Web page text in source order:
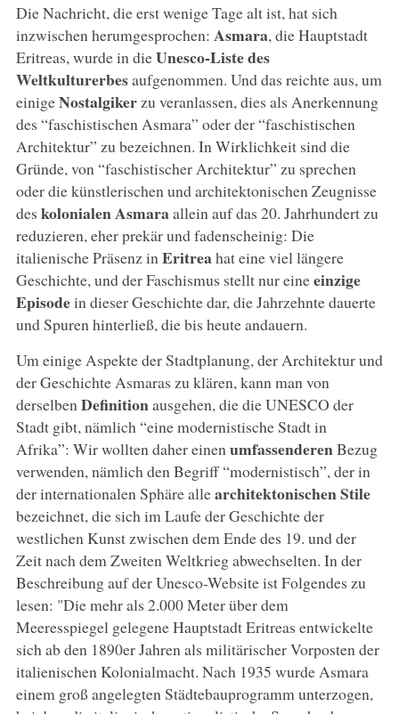
Die Nachricht, die erst wenige Tage alt ist, hat sich
inzwischen herumgesprochen: Asmara, die Hauptstadt
Eritreas, wurde in dieUnesco-Liste des
Weltkulturerbesaufgenommen. Und das reichte aus, um
einigeNostalgikerzu veranlassen, dies als Anerkennung
des “faschistischen Asmara” oder der “faschistischen
Architektur” zu bezeichnen. In Wirklichkeit sind die
Gründe, von “faschistischer Architektur” zu sprechen
oder die künstlerischen und architektonischen Zeugnisse
des kolonialen Asmaraallein auf das 20. Jahrhundert zu
reduzieren, eher prekär und fadenscheinig: Die
italienische Präsenz in Eritreahat eine viel längere
Geschichte, und der Faschismus stellt nur eineeinzige
Episodein dieser Geschichte dar, die Jahrzehnte dauerte
und Spuren hinterließ, die bis heute andauern.
Um einige Aspekte der Stadtplanung, der Architektur und
der Geschichte Asmaras zu klären, kann man von
derselben Definitionausgehen, die die UNESCO der
Stadt gibt, nämlich “eine modernistische Stadt in
Afrika”: Wir wollten daher einen umfassenderenBezug
verwenden, nämlich den Begriff “modernistisch”, der in
der internationalen Sphäre allearchitektonischen Stile
bezeichnet, die sich im Laufe der Geschichte der
westlichen Kunst zwischen dem Ende des 19. und der
Zeit nach dem Zweiten Weltkrieg abwechselten. In der
Beschreibung auf der Unesco-Website ist Folgendes zu
lesen: "Die mehr als 2.000 Meter über dem
Meeresspiegel gelegene Hauptstadt Eritreas entwickelte
sich ab den 1890er Jahren als militärischer Vorposten der
italienischen Kolonialmacht. Nach 1935 wurde Asmara
einem groß angelegten Städtebauprogramm unterzogen,